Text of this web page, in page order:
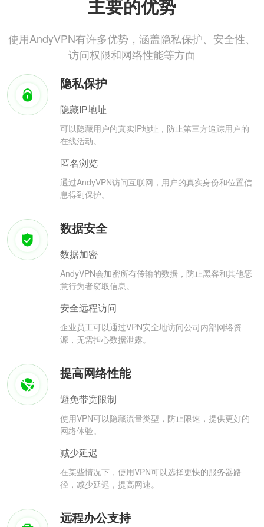
主要的优势
使用AndyVPN有许多优势，涵盖隐私保护、安全性、
访问权限和网络性能等方面
隐私保护
隐藏IP地址
可以隐藏用户的真实IP地址，防止第三方追踪用户的
在线活动。
匿名浏览
通过AndyVPN访问互联网，用户的真实身份和位置信
息得到保护。
数据安全
数据加密
AndyVPN会加密所有传输的数据，防止黑客和其他恶
意行为者窃取信息。
安全远程访问
企业员工可以通过VPN安全地访问公司内部网络资
源，无需担心数据泄露。
提高网络性能
避免带宽限制
使用VPN可以隐藏流量类型，防止限速，提供更好的
网络体验。
减少延迟
在某些情况下，使用VPN可以选择更快的服务器路
径，减少延迟，提高网速。
远程办公支持